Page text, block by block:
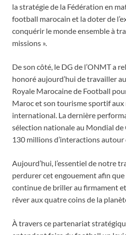
la stratégie de la Fédération en
football marocain et la doter de
conquérir le monde ensemble à
missions ».
De son côté, le DG de l’ONMT a
honoré aujourd’hui de travailler
Royale Marocaine de Football
Maroc et son tourisme sportif
international. La dernière
sélection nationale au Mondial de
130 millions d’interactions
Aujourd’hui, l’essentiel de notre
perdurer cet engouement afin
continue de briller au firmament
rêver aux quatre coins de la
À travers ce partenariat